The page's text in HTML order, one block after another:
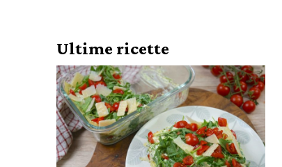
Ultime ricette